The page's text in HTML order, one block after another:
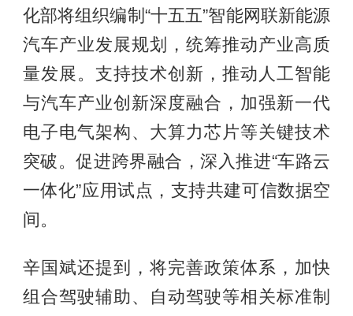
化部将组织编制“十五五”智能网联新能源
汽车产业发展规划，统筹推动产业高质
量发展。支持技术创新，推动人工智能
与汽车产业创新深度融合，加强新一代
电子电气架构、大算力芯片等关键技术
突破。促进跨界融合，深入推进“车路云
一体化”应用试点，支持共建可信数据空
间。
辛国斌还提到，将完善政策体系，加快
组合驾驶辅助、自动驾驶等相关标准制